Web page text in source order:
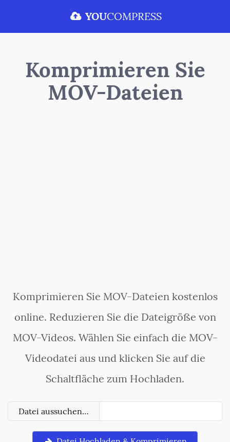
YOUCOMPRESS
Komprimieren Sie
MOV-Dateien
Komprimieren Sie MOV-Dateien kostenlos
online. Reduzieren Sie die Dateigröße von
MOV-Videos. Wählen Sie einfach die MOV-
Videodatei aus und klicken Sie auf die
Schaltfläche zum Hochladen.
Datei aussuchen…